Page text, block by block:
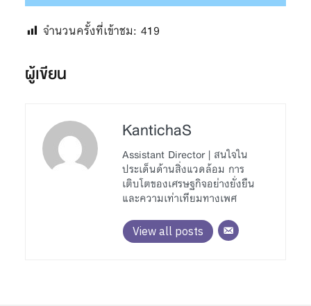
จำนวนครั้งที่เข้าชม: 419
ผู้เขียน
KantichaS
Assistant Director | สนใจใน
ประเด็นด้านสิ่งแวดล้อม การ
เติบโตของเศรษฐกิจอย่างยั่งยืน
และความเท่าเทียมทางเพศ
View all posts